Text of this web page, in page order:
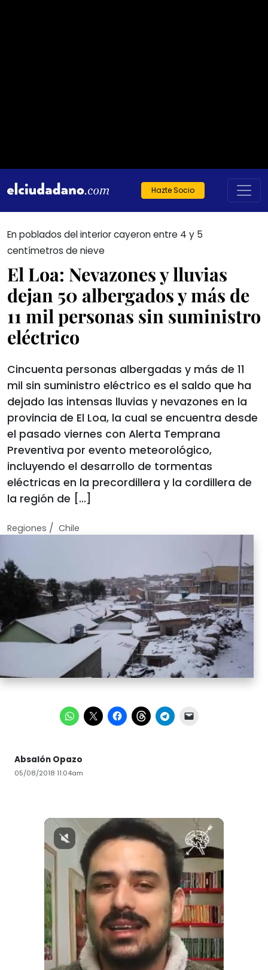
Hazte Socio
En poblados del interior cayeron entre 4 y 5
centímetros de nieve
El Loa: Nevazones y lluvias
dejan 50 albergados y más de
11 mil personas sin suministro
eléctrico
Cincuenta personas albergadas y más de 11
mil sin suministro eléctrico es el saldo que ha
dejado las intensas lluvias y nevazones en la
provincia de El Loa, la cual se encuentra desde
el pasado viernes con Alerta Temprana
Preventiva por evento meteorológico,
incluyendo el desarrollo de tormentas
eléctricas en la precordillera y la cordillera de
la región de […]
Regiones / Chile
Absalón Opazo
05/08/2018 11:04am